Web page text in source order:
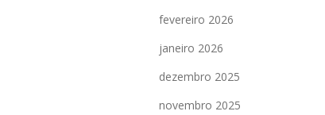
fevereiro 2026
janeiro 2026
dezembro 2025
novembro 2025